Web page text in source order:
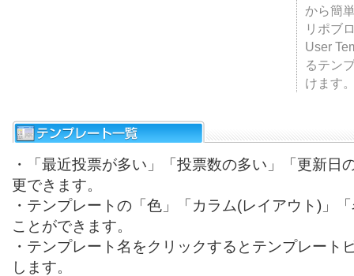
から簡
リポブ
User
るテン
けます
・「最近投票が多い」「投票数の多い」「更新日
更できます。
・テンプレートの「色」「カラム(レイアウト)」
ことができます。
・テンプレート名をクリックするとテンプレート
します。